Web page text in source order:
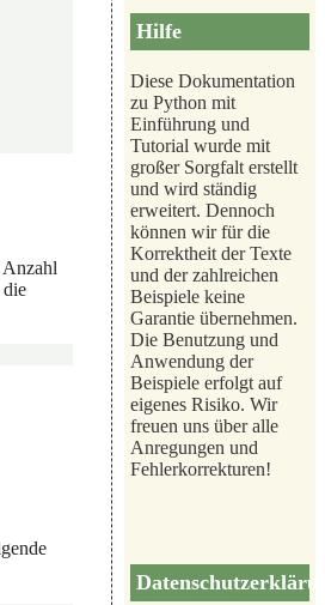
Hilfe
Diese Dokumentation
zu Python mit
Einführung und
Tutorial wurde mit
großer Sorgfalt erstellt
und wird ständig
erweitert. Dennoch
können wir für die
Korrektheit der Texte
und der zahlreichen
Beispiele keine
Garantie übernehmen.
Die Benutzung und
Anwendung der
Beispiele erfolgt auf
eigenes Risiko. Wir
freuen uns über alle
Anregungen und
Fehlerkorrekturen!
die